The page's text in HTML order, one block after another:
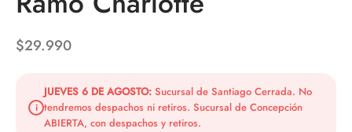
$29.990
i
JUEVES 6 DE AGOSTO: Sucursal de Santiago Cerrada. No
tendremos despachos ni retiros. Sucursal de Concepción
ABIERTA, con despachos y retiros.